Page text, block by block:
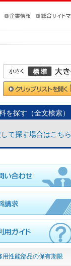
を探す（全文検索）
て探す場合はこちら
用性能部品の保有期限